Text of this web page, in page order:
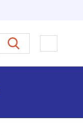
sobre Ética
Abrir el